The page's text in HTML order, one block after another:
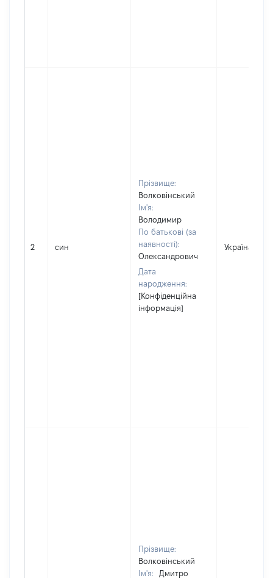
2 син
Прізвище:
Волковінський
Ім'я:
Володимир
По батькові (за
наявності):
Олександрович
Дата
народження:
[Конфіденційна
інформація]
Україна
Прізвище:
Волковінський
Ім'я:
Дмитро